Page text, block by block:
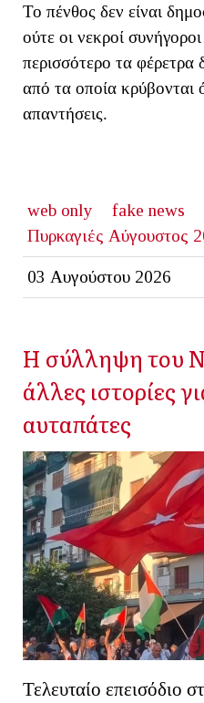
Το πένθος δεν είναι
ούτε οι νεκροί
περισσότερο τα φέρετρα
από τα οποία κρύβονται
απαντήσεις.
web only
fake news
Πυρκαγιές Αύγουστος
03 Αυγούστου 2026
Η σύλληψη του
άλλες ιστορίες
αυταπάτες
Τελευταίο επεισόδιο